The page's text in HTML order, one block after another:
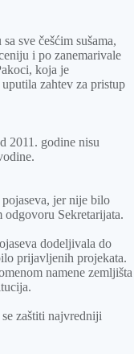
sve češćim sušama,
i po zanemarivale
koja je
zahtev za pristup
2011. godine nisu
jer nije bilo
odgovoru Sekretarijata.
dodeljivala do
prijavljenih projekata.
namene zemljišta
zaštiti najvredniji